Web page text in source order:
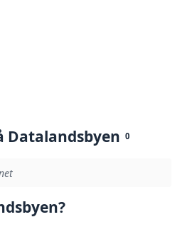
Datalandsbyen 0